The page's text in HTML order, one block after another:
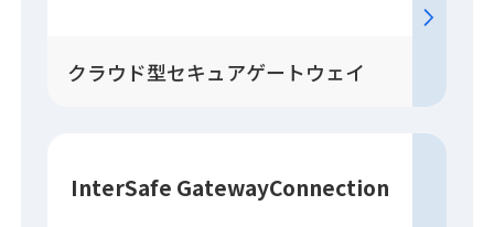
クラウド型セキュアゲートウェイ
InterSafe GatewayConnection